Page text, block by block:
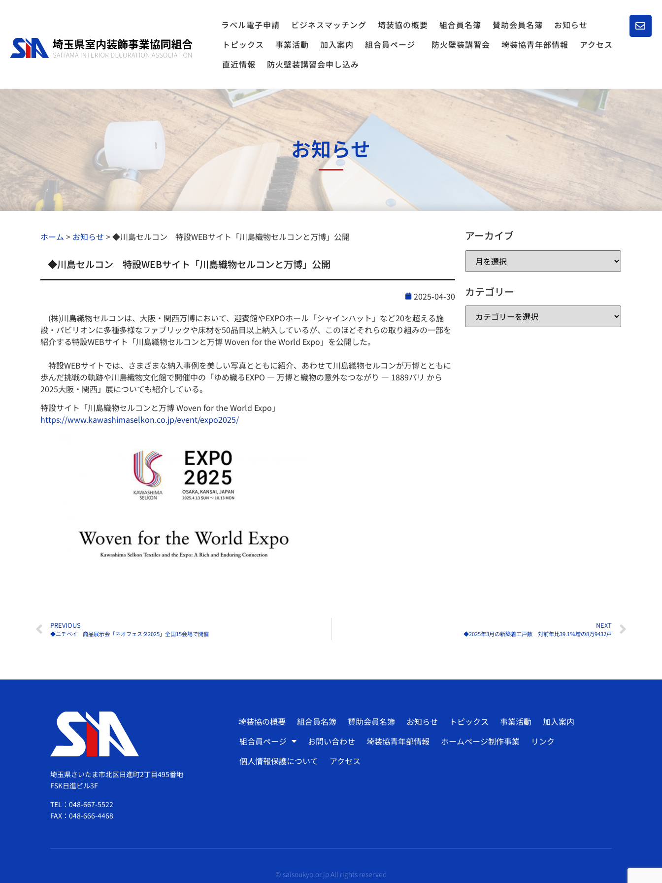
ラベル電子申請 ビジネスマッチング 埼装協の概要 組合員名簿 賛助会員名簿
お知らせ
トピックス
事業活動 加入案内 組合員ページ 防火壁装講習会 埼装協青年部情報
アクセス
直近情報
防火壁装講習会申し込み
お知らせ
ホーム > お知らせ >◆川島セルコン 特設WEBサイト「川島織物セルコンと万博」公開
◆川島セルコン 特設WEBサイト「川島織物セルコンと万博」公開
2025-04-30
(株)川島織物セルコンは、大阪・関西万博において、迎賓館やEXPOホール「シャインハット」など20を超える施
設・パビリオンに多種多様なファブリックや床材を50品目以上納入しているが、このほどそれらの取り組みの一部を
紹介する特設WEBサイト「川島織物セルコンと万博 Woven for the World Expo」を公開した。
特設WEBサイトでは、さまざまな納入事例を美しい写真とともに紹介、あわせて川島織物セルコンが万博とともに
歩んだ挑戦の軌跡や川島織物文化館で開催中の「ゆめ織るEXPO — 万博と織物の意外なつながり — 1889パリ から
2025大阪・関西」展についても紹介している。
特設サイト「川島織物セルコンと万博 Woven for the World Expo」
https://www.kawashimaselkon.co.jp/event/expo2025/
アーカイブ
カテゴリー
PREVIOUS
◆ニチベイ 商品展示会「ネオフェスタ2025」全国15会場で開催
NEXT
◆2025年3月の新築着工戸数 対前年比39.1％増の8万9432戸
埼玉県さいたま市北区日進町2丁目495番地
FSK日進ビル3F
TEL：048-667-5522
FAX：048-666-4468
埼装協の概要 組合員名簿 賛助会員名簿 お知らせ トピックス 事業活動
加入案内
組合員ページ
お問い合わせ 埼装協青年部情報 ホームページ制作事業
リンク
個人情報保護について
アクセス
© saisoukyo.or.jp All rights reserved